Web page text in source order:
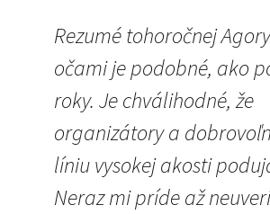
Rezumé tohoročnej
očami je podobné, ako
roky. Je chválihodné, že
organizátory a
líniu vysokej akosti
Neraz mi príde až